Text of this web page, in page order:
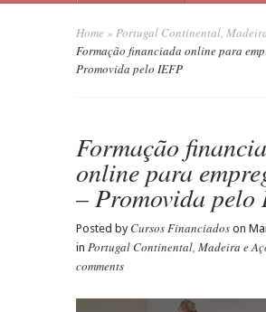
Home » Portugal Continental,
Formação financiada online para
Promovida pelo IEFP
Formação
online para
– Promovida pelo
Posted by Cursos Financiados on
in Portugal Continental, Madeira e
comments